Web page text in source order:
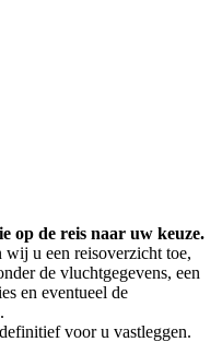
op de reis naar uw keuze.
wij u een reisoverzicht toe,
de vluchtgegevens, een
en eventueel de
voor u vastleggen.